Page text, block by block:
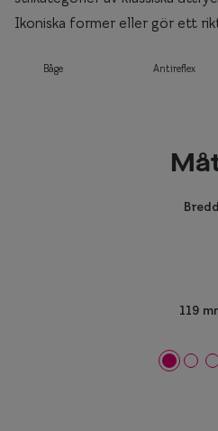
Ikoniska former eller gör ett
Båge Antireflex
Bredd
119